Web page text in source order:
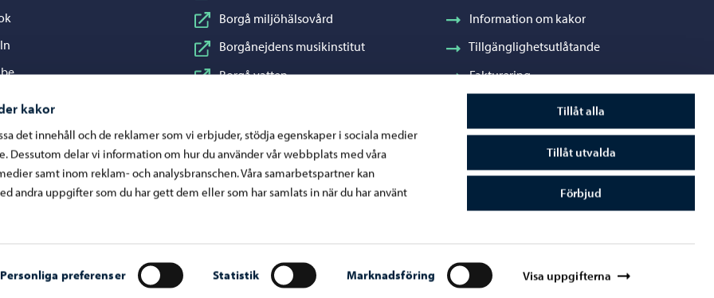
kakor
det innehåll och de reklamer som vi erbjuder, stödja egenskaper i sociala medier
Dessutom delar vi information om hur du använder vår webbplats med våra
samt inom reklam- och analysbranschen. Våra samarbetspartner kan
andra uppgifter som du har gett dem eller som har samlats in när du har använt
Personliga preferenser Statistik Marknadsföring Visa uppgifterna
Tillåt alla
Tillåt utvalda
Förbjud
Borgå miljöhälsovård
Borgånejdens musikinstitut
Borgå vatten
Konstfabriken
Visit Porvoo
Östra Nylands välfärdsområde
Information om kakor
Tillgänglighetsutlåtande
Fakturering
Stadens visuella profil och vapen